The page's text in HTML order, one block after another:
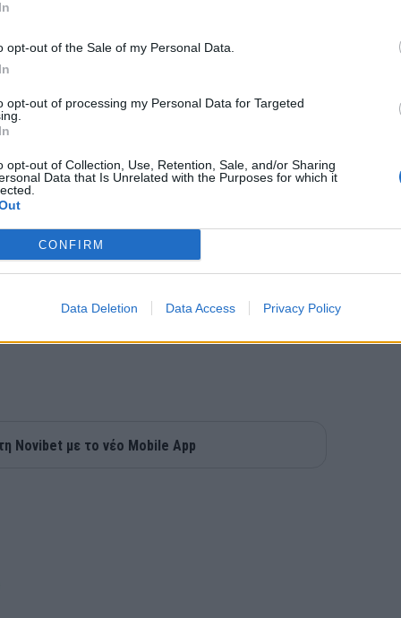
opt-out of the Sale of my Personal Data.
opt-out of processing my Personal Data for Targeted
opt-out of Collection, Use, Retention, Sale, and/or Sharing
Data that Is Unrelated with the Purposes for which it
CONFIRM
Data Deletion Data Access Privacy Policy
έχουν απομείνει μόλις 700
Σαββάτου (24/01).
μόνο από το επίσημο site του
για την αγορά είναι οι φίλαθλοι να
του συλλόγου.
Novibet με το νέο Mobile App